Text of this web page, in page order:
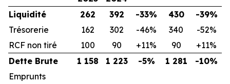
Liquidité
262 392 -33% 430
-39%
Trésorerie
162 302 -46% 340
-52%
RCF non tiré
100 90 +11% 90
+11%
Dette Brute
1 158 1 223 -5% 1 281
-10%
Emprunts